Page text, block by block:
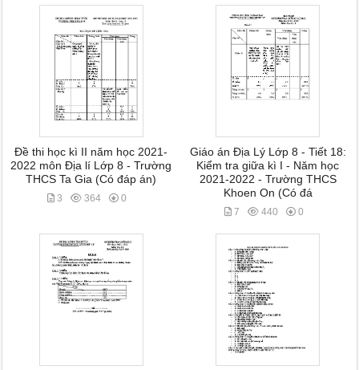
Đề thi học kì II năm học 2021-
2022 môn Địa lí Lớp 8 - Trường
THCS Ta Gia (Có đáp án)
3 364 0
Giáo án Địa Lý Lớp 8 - Tiết 18:
Kiểm tra giữa kì I - Năm học
2021-2022 - Trường THCS
Khoen On (Có đá
7 440 0